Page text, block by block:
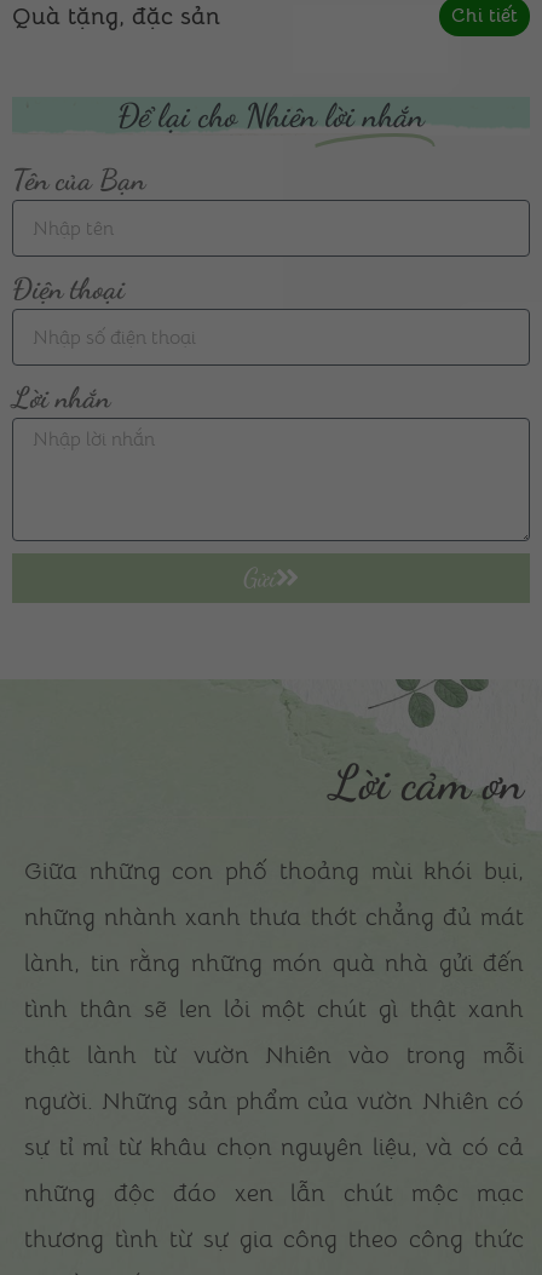
Quà tặng, đặc sản Chi tiết
Để lại cho Nhiên lời nhắn
Tên của Bạn
Điện thoại
Lời nhắn
Gửi
Lời cảm ơn
Giữa những con phố thoảng mùi khói bụi,
những nhành xanh thưa thớt chẳng đủ mát
lành, tin rằng những món quà nhà gửi đến
tình thân sẽ len lỏi một chút gì thật xanh
thật lành từ vườn Nhiên vào trong mỗi
người. Những sản phẩm của vườn Nhiên có
sự tỉ mỉ từ khâu chọn nguyên liệu, và có cả
những độc đáo xen lẫn chút mộc mạc
thương tình từ sự gia công theo công thức